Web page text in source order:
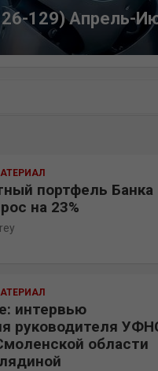
129) Апрель-
портфель Банка
на 23%
интервью
руководителя
области